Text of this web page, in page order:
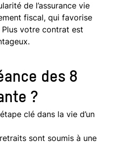
de l’assurance vie
fiscal, qui favorise
votre contrat est
des 8
?
clé dans la vie d’un
sont soumis à une